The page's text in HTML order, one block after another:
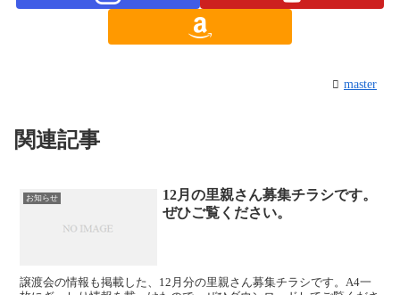
master
関連記事
お知らせ
12月の里親さん募集チラシです。
ぜひご覧ください。
譲渡会の情報も掲載した、12月分の里親さん募集チラシです。A4一